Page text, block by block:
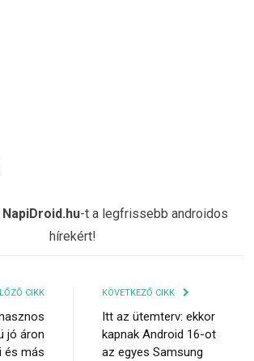
NapiDroid.hu-t a legfrissebb androidos
hírekért!
CIKK
jó áron
és más
KÖVETKEZŐ CIKK
Itt az ütemterv: ekkor
kapnak Android 16-ot
az egyes Samsung